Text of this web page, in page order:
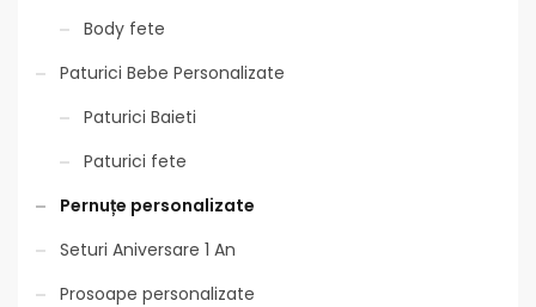
Body fete
Paturici Bebe Personalizate
Paturici Baieti
Paturici fete
Pernuțe personalizate
Seturi Aniversare 1 An
Prosoape personalizate